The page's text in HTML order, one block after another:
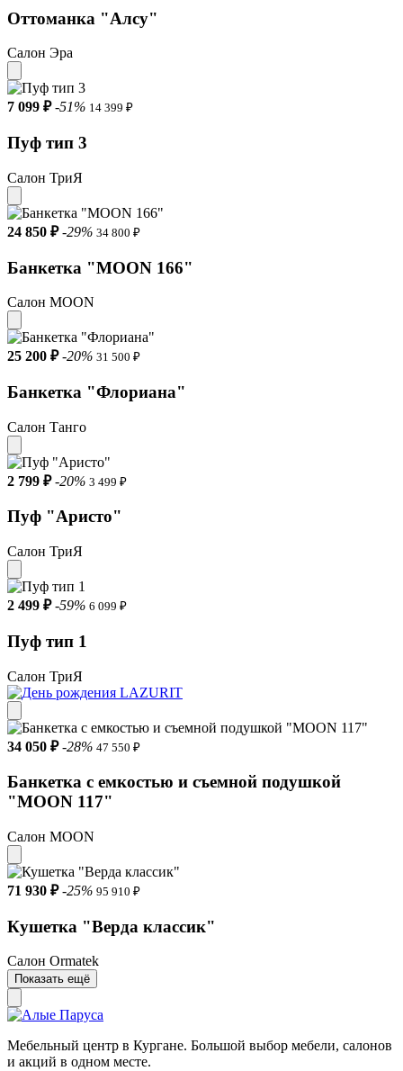
Оттоманка "Алсу"
Салон Эра
7 099 ₽ -51% 14 399 ₽
Пуф тип 3
Салон ТриЯ
24 850 ₽ -29% 34 800 ₽
Банкетка "MOON 166"
Салон MOON
25 200 ₽ -20% 31 500 ₽
Банкетка "Флориана"
Салон Танго
2 799 ₽ -20% 3 499 ₽
Пуф "Аристо"
Салон ТриЯ
2 499 ₽ -59% 6 099 ₽
Пуф тип 1
Салон ТриЯ
34 050 ₽ -28% 47 550 ₽
Банкетка с емкостью и съемной подушкой
"MOON 117"
Салон MOON
71 930 ₽ -25% 95 910 ₽
Кушетка "Верда классик"
Салон Ormatek
Показать ещё
Мебельный центр в Кургане. Большой выбор мебели, салонов
и акций в одном месте.